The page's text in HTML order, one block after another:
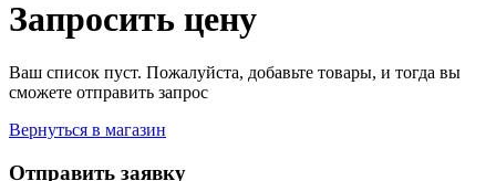
Запросить цену
Ваш список пуст. Пожалуйста, добавьте товары, и тогда вы
сможете отправить запрос
Вернуться в магазин
Отправить заявку